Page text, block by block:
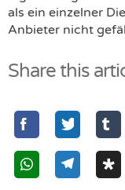
als ein einzelner
Anbieter nicht
Share this